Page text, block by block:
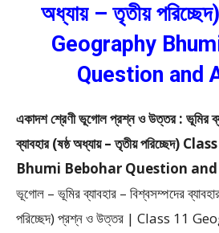
অধ্যায় – তৃতীয়
Geography
Question and
একাদশ শ্রেণী ভূগোল প্রশ্ন ও উত্তর : ভূমির
ব্যাবহার (ষষ্ঠ অধ্যায় – তৃতীয় পরিচ্ছেদ)
Bhumi Bebohar Question
ভূগোল – ভূমির ব্যাবহার – বিশ্বসম্পদের
পরিচ্ছেদ) প্রশ্ন ও উত্তর | Class 11